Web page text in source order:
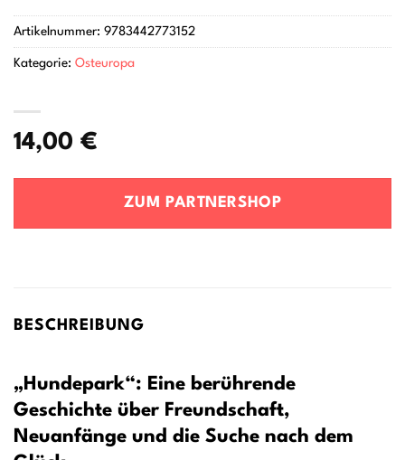
14,00 €
ZUM PARTNERSHOP
Artikelnummer: 9783442773152
Kategorie: Osteuropa
BESCHREIBUNG
„Hundepark“: Eine berührende
Geschichte über Freundschaft,
Neuanfänge und die Suche nach dem